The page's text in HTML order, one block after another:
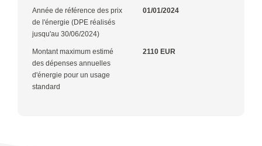
Année de référence des prix
de l'énergie (DPE réalisés
jusqu'au 30/06/2024)
01/01/2024
Montant maximum estimé
des dépenses annuelles
d'énergie pour un usage
standard
2110 EUR